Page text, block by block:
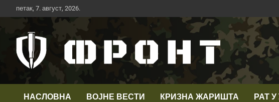
Скип
то
петак, 7. август, 2026.
Телевизија ФРОНТ
НАСЛОВНА ВОЈНЕ ВЕСТИ КРИЗНА ЖАРИШТА РАТ